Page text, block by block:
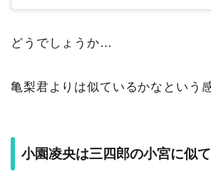
どうでしょうか…
亀梨君よりは似ているかなという
小園凌央は三四郎の小宮に似